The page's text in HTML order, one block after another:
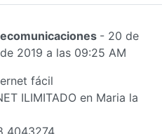
- 20 de
2019 a las 09:25 AM
fácil
ILIMITADO en Maria la
4043274